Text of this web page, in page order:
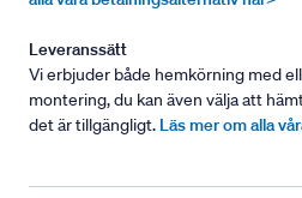
Leveranssätt
Vi erbjuder både hemkörning med
montering, du kan även välja att
det är tillgängligt. Läs mer om alla